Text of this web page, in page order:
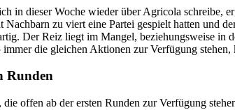
in dieser Woche wieder über Agricola schreibe,
Nachbarn zu viert eine Partei gespielt hatten und
Der Reiz liegt im Mangel, beziehungsweise in
die gleichen Aktionen zur Verfügung
Runden
offen ab der ersten Runden zur Verfügung